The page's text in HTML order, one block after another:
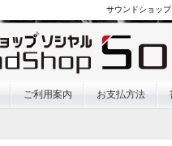
サウンドショッ
ご利用案内 お支払方法